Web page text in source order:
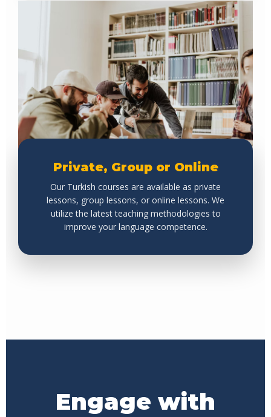
Private, Group or Online
Our Turkish courses are available as private
lessons, group lessons, or online lessons. We
utilize the latest teaching methodologies to
improve your language competence.
Engage with